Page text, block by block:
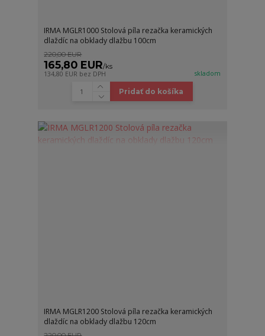
IRMA MGLR1000 Stolová píla rezačka keramických
dlaždíc na obklady dlažbu 100cm
220,00 EUR
165,80 EUR/ks
134,80 EUR bez DPH skladom
Pridať do košíka
IRMA MGLR1200 Stolová píla rezačka keramických
dlaždíc na obklady dlažbu 120cm